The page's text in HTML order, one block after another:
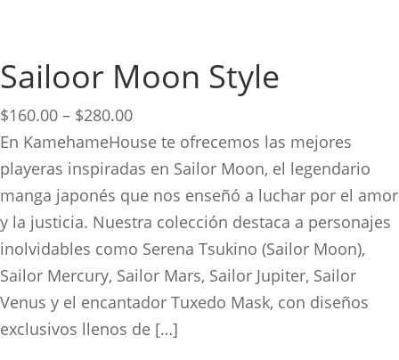
Sailoor Moon Style
$160.00 – $280.00Price
range:
$160.00
through
$280.00
En KamehameHouse te ofrecemos las mejores
playeras inspiradas en Sailor Moon, el legendario
manga japonés que nos enseñó a luchar por el amor
y la justicia. Nuestra colección destaca a personajes
inolvidables como Serena Tsukino (Sailor Moon),
Sailor Mercury, Sailor Mars, Sailor Jupiter, Sailor
Venus y el encantador Tuxedo Mask, con diseños
exclusivos llenos de […]